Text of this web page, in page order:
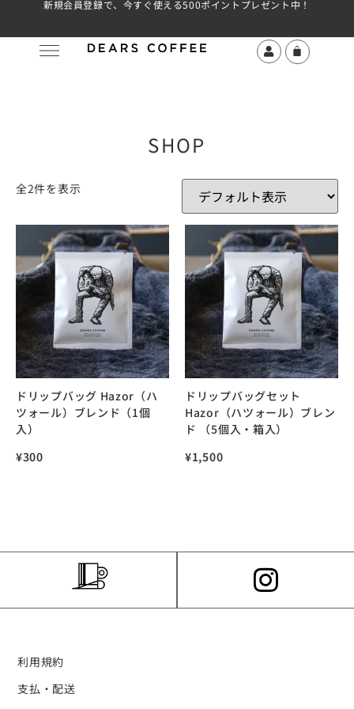
新規会員登録で、今すぐ使える500ポイントプレゼント中！
SHOP
全2件を表示
ドリップバッグ Hazor（ハ
ツォール）ブレンド（1個
入）
¥300
ドリップバッグセット
Hazor（ハツォール）ブレン
ド （5個入・箱入）
¥1,500
利用規約
支払・配送